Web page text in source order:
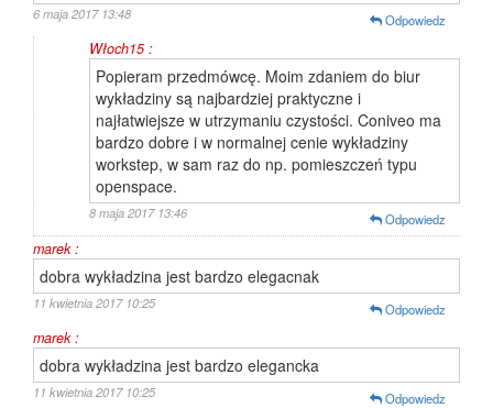
6 maja 2017 13:48 Odpowiedz
Włoch15 :
Popieram przedmówcę. Moim zdaniem do biur
wykładziny są najbardziej praktyczne i
najłatwiejsze w utrzymaniu czystości. Coniveo ma
bardzo dobre i w normalnej cenie wykładziny
workstep, w sam raz do np. pomieszczeń typu
openspace.
8 maja 2017 13:46 Odpowiedz
marek :
dobra wykładzina jest bardzo elegacnak
11 kwietnia 2017 10:25 Odpowiedz
marek :
dobra wykładzina jest bardzo elegancka
11 kwietnia 2017 10:25 Odpowiedz